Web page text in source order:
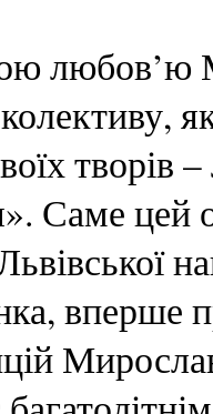
любов’ю
творів
Саме цей
вперше